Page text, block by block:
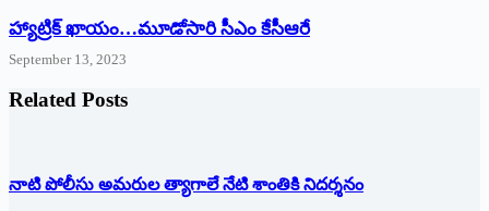
హ్యాట్రిక్‌ ‌ఖాయం…మూడోసారి సీఎం కేసీఆరే
September 13, 2023
Related Posts
నాటి పోలీసు అమరుల త్యాగాలే నేటి శాంతికి నిదర్శనం